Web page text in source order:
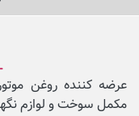
عرضه کننده روغن
مکمل‌ سوخت و لوازم